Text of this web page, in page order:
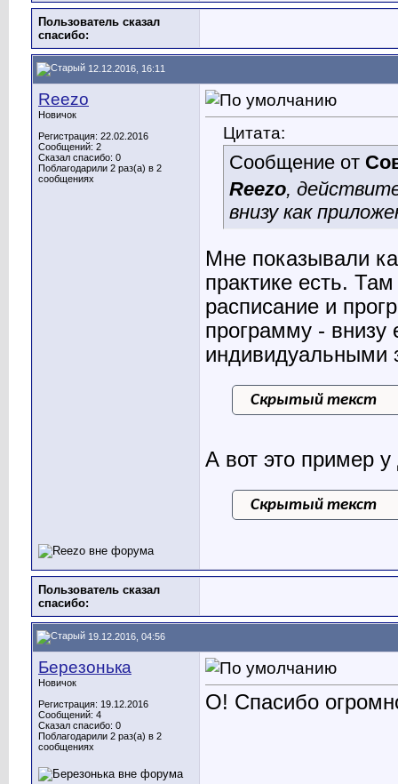
Пользователь сказал
cпасибо:
12.12.2016, 16:11
Reezo
Новичок
Регистрация: 22.02.2016
Сообщений: 2
Сказал спасибо: 0
Поблагодарили 2 раз(а) в 2
сообщениях
Цитата:
Сообщение от
Reezo,
внизу как
Мне показывали
практике есть.
расписание и
программу - внизу
индивидуальными
Скрытый текст
А вот это пример у
Скрытый текст
Пользователь сказал
cпасибо:
19.12.2016, 04:56
Березонька
Новичок
Регистрация: 19.12.2016
Сообщений: 4
Сказал спасибо: 0
Поблагодарили 2 раз(а) в 2
сообщениях
О! Спасибо